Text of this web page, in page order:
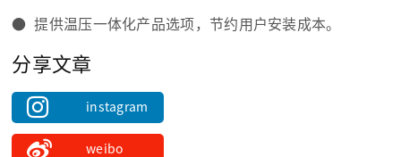
● 提供温压一体化产品选项，节约用户安装成本。
分享文章
instagram
weibo